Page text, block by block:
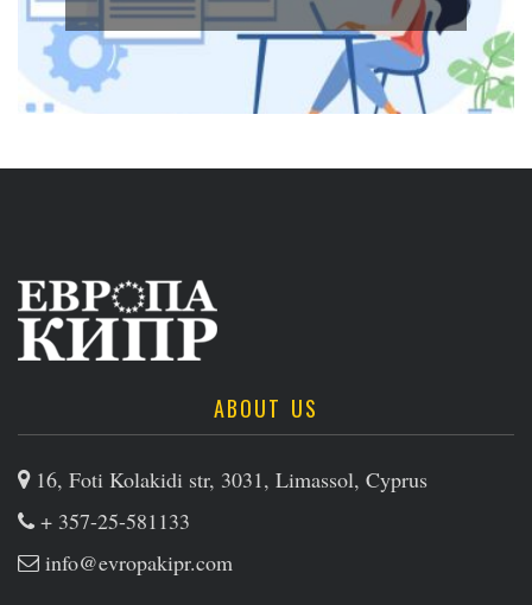
ABOUT US
16, Foti Kolakidi str, 3031, Limassol, Cyprus
+ 357-25-581133
info@evropakipr.com